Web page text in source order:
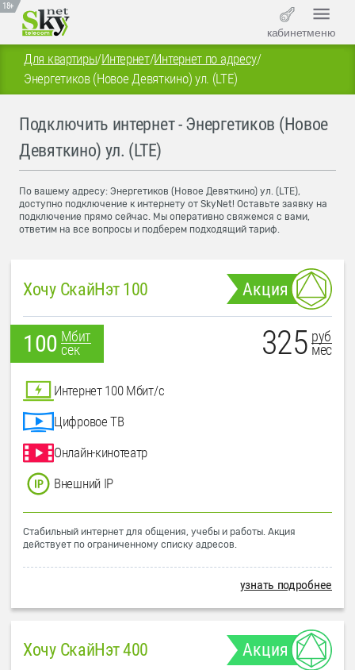
18+
кабинетменю
Для квартиры/Интернет/Интернет по адресу/
Энергетиков (Новое Девяткино) ул. (LTE)
Подключить интернет - Энергетиков (Новое
Девяткино) ул. (LTE)
По вашему адресу: Энергетиков (Новое Девяткино) ул. (LTE),
доступно подключение к интернету от SkyNet! Оставьте заявку на
подключение прямо сейчас. Мы оперативно свяжемся с вами,
ответим на все вопросы и подберем подходящий тариф.
Хочу СкайНэт 100 Акция
100 Мбит
сек
325 руб
мес
Интернет 100 Мбит/с
Цифровое ТВ
Онлайн-кинотеатр
Внешний IP
Стабильный интернет для общения, учебы и работы. Акция
действует по ограниченному списку адресов.
узнать подробнее
Хочу СкайНэт 400 Акция